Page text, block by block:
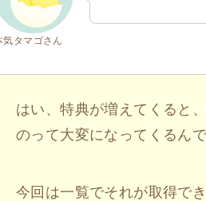
気タマゴさん
はい、特典が増えてくると
のって大変になってくるんで
今回は一覧でそれが取得で